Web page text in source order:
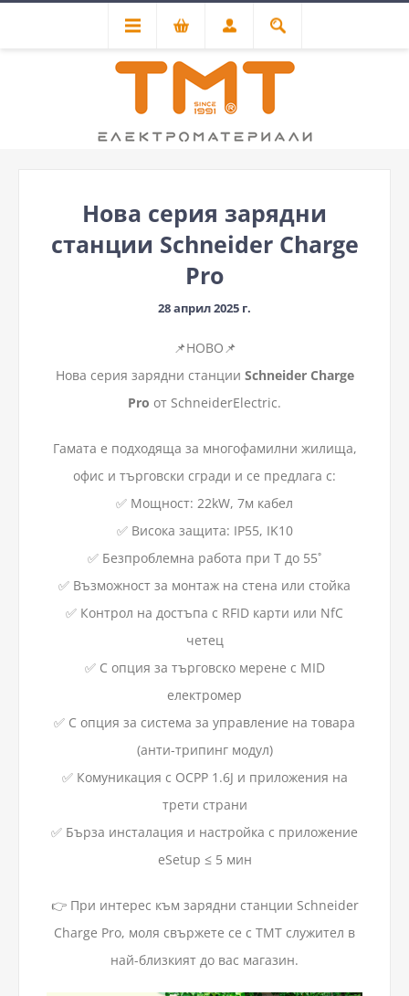
Нова серия зарядни
станции Schneider Charge
Pro
28 април 2025 г.
📌НОВО📌
Нова серия зарядни станции Schneider Charge
Pro от SchneiderElectric.
Гамата е подходяща за многофамилни жилища,
офис и търговски сгради и се предлага с:
✅ Мощност: 22kW, 7м кабел
✅ Висока защита: IP55, IK10
✅ Безпроблемна работа при Т до 55˚
✅ Възможност за монтаж на стена или стойка
✅ Контрол на достъпа с RFID карти или NfC
четец
✅ С опция за търговско мерене с MID
електромер
✅ С опция за система за управление на товара
(анти-трипинг модул)
✅ Комуникация с OCPP 1.6J и приложения на
трети страни
✅ Бърза инсталация и настройка с приложение
eSetup ≤ 5 мин
👉 При интерес към зарядни станции Schneider
Charge Pro, моля свържете се с ТМТ служител в
най-близкият до вас магазин.